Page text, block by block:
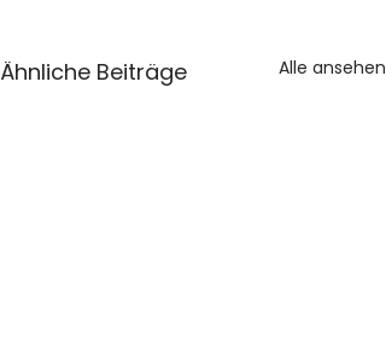
Ähnliche Beiträge Alle ansehen